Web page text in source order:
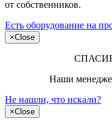
от собственников.
Есть оборудование на
×Close
Наши
Не нашли, что искали?
×Close